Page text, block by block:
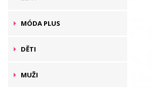
MÓDA PLUS
DĚTI
MUŽI